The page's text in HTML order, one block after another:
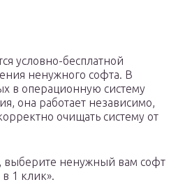
условно-бесплатной
ненужного софта. В
в операционную систему
она работает независимо,
очищать систему от
выберите ненужный вам софт
1 клик».